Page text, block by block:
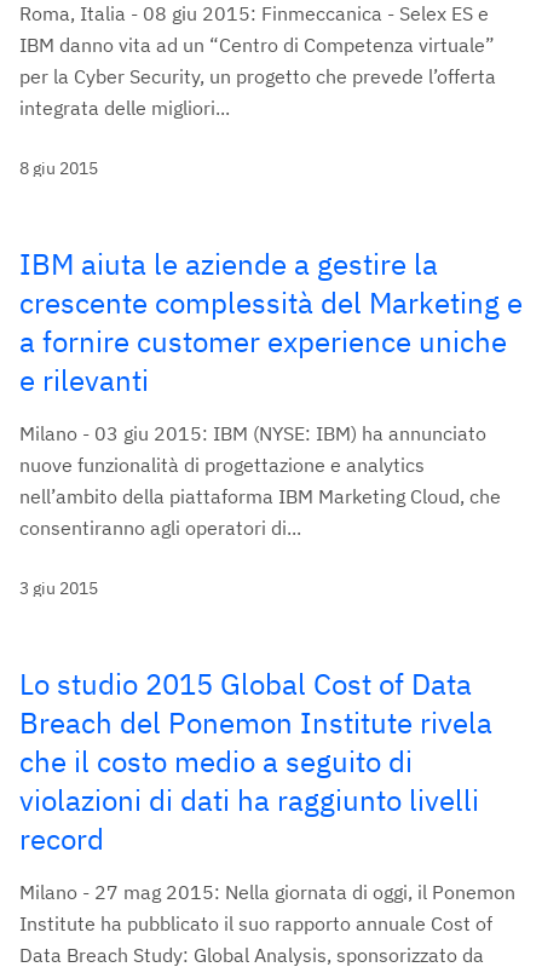
Roma, Italia - 08 giu 2015: Finmeccanica - Selex ES e
IBM danno vita ad un “Centro di Competenza virtuale”
per la Cyber Security, un progetto che prevede l’offerta
integrata delle migliori...
8 giu 2015
IBM aiuta le aziende a gestire la
crescente complessità del Marketing e
a fornire customer experience uniche
e rilevanti
Milano - 03 giu 2015: IBM (NYSE: IBM) ha annunciato
nuove funzionalità di progettazione e analytics
nell’ambito della piattaforma IBM Marketing Cloud, che
consentiranno agli operatori di...
3 giu 2015
Lo studio 2015 Global Cost of Data
Breach del Ponemon Institute rivela
che il costo medio a seguito di
violazioni di dati ha raggiunto livelli
record
Milano - 27 mag 2015: Nella giornata di oggi, il Ponemon
Institute ha pubblicato il suo rapporto annuale Cost of
Data Breach Study: Global Analysis, sponsorizzato da